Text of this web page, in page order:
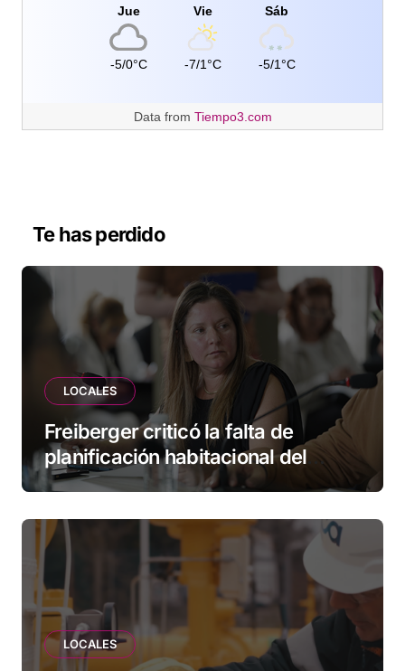
Jue
-5/0°C
Vie
-7/1°C
Sáb
-5/1°C
Data from Tiempo3.com
Te has perdido
LOCALES
Freiberger criticó la falta de
planificación habitacional del
Municipio: “Vuoto deja afuera a
esperando”
LOCALES